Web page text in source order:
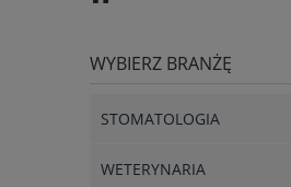
WYBIERZ BRANŻĘ
STOMATOLOGIA
WETERYNARIA